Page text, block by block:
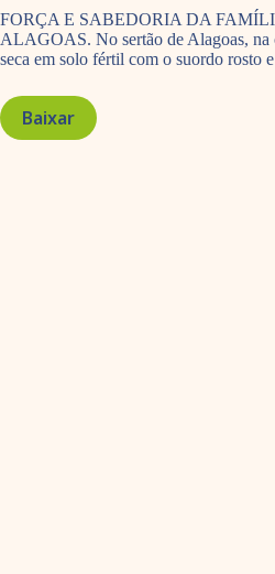
FORÇA E SABEDORIA DA
ALAGOAS. No sertão de Alagoas, na
seca em solo fértil com o suordo rosto
Baixar